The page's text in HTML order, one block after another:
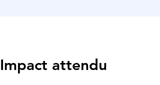
Impact attendu